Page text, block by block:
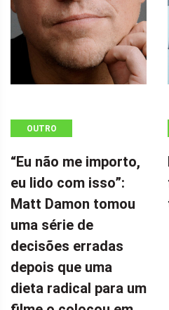
OUTRO
“Eu não me importo,
eu lido com isso”:
Matt Damon tomou
uma série de
decisões erradas
depois que uma
dieta radical para um